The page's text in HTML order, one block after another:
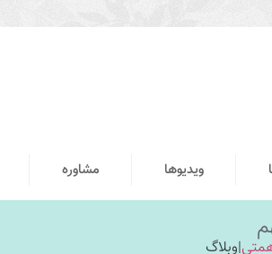
ویدیوها مشاوره
|وبلاگ